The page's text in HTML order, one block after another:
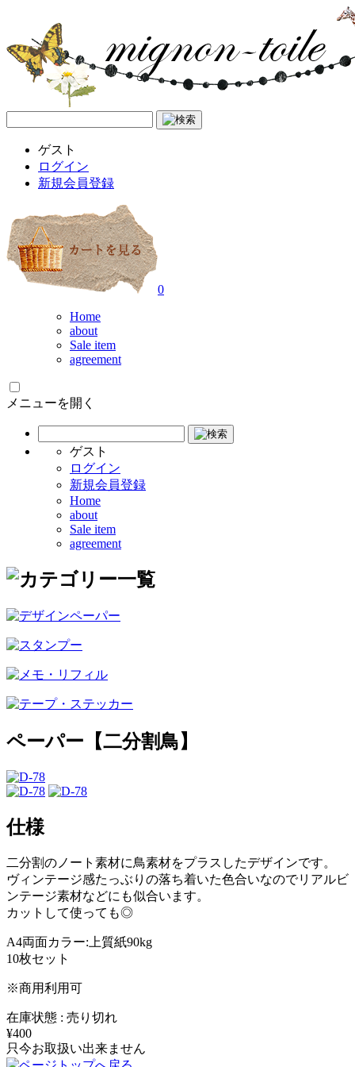
ゲスト
ログイン
新規会員登録
0
Home
about
Sale item
agreement
メニューを開く
ゲスト
ログイン
新規会員登録
Home
about
Sale item
agreement
ペーパー【二分割鳥】
仕様
二分割のノート素材に鳥素材をプラスしたデザインです。
ヴィンテージ感たっぶりの落ち着いた色合いなのでリアルビ
ンテージ素材などにも似合います。
カットして使っても◎
A4両面カラー:上質紙90kg
10枚セット
※商用利用可
在庫状態 : 売り切れ
¥400
只今お取扱い出来ません